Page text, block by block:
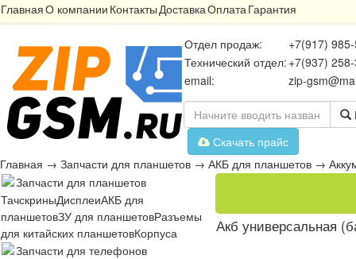
ГлавнаяО компании КонтактыДоставкаОплатаГарантия
Отдел продаж:
+7(917)
Технический отдел: +7(937)
email:
zip-
Скачать прайс
Главная → Запчасти для планшетов → АКБ для планшетов →
Запчасти для планшетов
ТачскриныДисплеиАКБ для
планшетовЗУ для планшетовРазъемы
для китайских планшетовКорпуса
Запчасти для телефонов
Акб универсальная